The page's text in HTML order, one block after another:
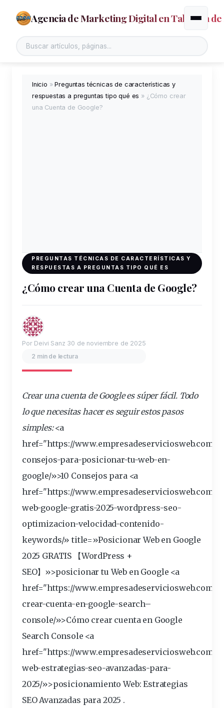
Agencia de Marketing Digital en Talavera de
Buscar en el sitio
Alternar
Inicio »Preguntas técnicas de características y
respuestas a preguntas tipo qué es » ¿Cómo crear
una Cuenta de Google?
PREGUNTAS TÉCNICAS DE CARACTERÍSTICAS Y
RESPUESTAS A PREGUNTAS TIPO QUÉ ES
¿Cómo crear una Cuenta de Google?
Por Deivi Sanz 30 de noviembre de 2025
2 min de lectura
Crear una cuenta deGoogle es súperfácil. Todo
lo que necesitas hacer es seguir estospasos
simples:<a
href="https://www.empresadeserviciosweb.com/
consejos-para-posicionar-tu-web-en-
google/»>10 Consejos para <a
href="https://www.empresadeserviciosweb.com/
web-google-gratis-2025-wordpress-seo-
optimizacion-velocidad-contenido-
keywords/» title=»Posicionar Web en Google
2025 GRATIS 【WordPress +
SEO】»>posicionar tu Web en Google <a
href="https://www.empresadeserviciosweb.com/
crear-cuenta-en-google-search–
console/»>Cómo crear cuenta en Google
Search Console <a
href="https://www.empresadeserviciosweb.com/
web-estrategias-seo-avanzadas-para-
2025/»>posicionamiento Web: Estrategias
SEO Avanzadas para 2025 .